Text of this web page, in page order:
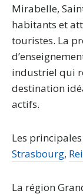
Mirabelle,
habitants et
touristes. La
industriel qui
destination
actifs.
Les
Strasbourg,
La région